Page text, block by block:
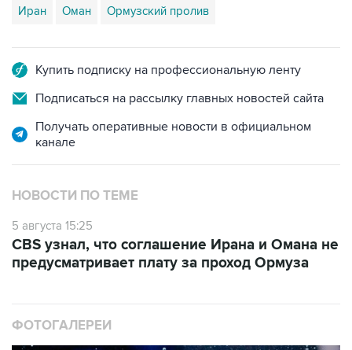
Иран Оман Ормузский пролив
Купить подписку на профессиональную ленту
Подписаться на рассылку главных новостей сайта
Получать оперативные новости в официальном
канале
НОВОСТИ ПО ТЕМЕ
5 августа 15:25
CBS узнал, что соглашение Ирана и Омана не
предусматривает плату за проход Ормуза
ФОТОГАЛЕРЕИ